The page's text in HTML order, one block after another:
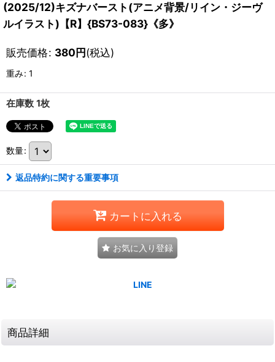
(2025/12)キズナバースト(アニメ背景/リイン・ジーヴ
ルイラスト)【R】{BS73-083}《多》
販売価格: 380円(税込)
重み: 1
在庫数 1枚
数量:
返品特約に関する重要事項
カートに入れる
お気に入り登録
商品詳細